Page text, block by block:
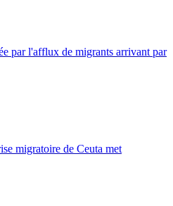
par l'afflux de migrants arrivant par
migratoire de Ceuta met